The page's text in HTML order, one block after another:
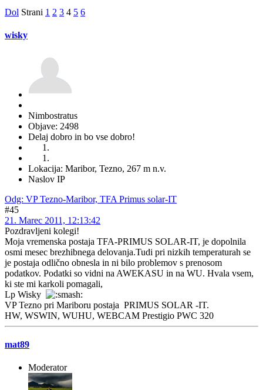
Dol Strani 1 2 3 4 5 6
wisky
Nimbostratus
Objave: 2498
Delaj dobro in bo vse dobro!
Lokacija: Maribor, Tezno, 267 m n.v.
Naslov IP
Odg: VP Tezno-Maribor, TFA Primus solar-IT
#45
21. Marec 2011, 12:13:42
Pozdravljeni kolegi!
Moja vremenska postaja TFA-PRIMUS SOLAR-IT, je dopolnila
osmi mesec brezhibnega delovanja.Tudi pri nizkih temperaturah se
je postaja odlično obnesla in ni bilo problemov s prenosom
podatkov. Podatki so vidni na AWEKASU in na WU. Hvala vsem,
ki ste mi karkoli pomagali,
Lp Wisky
VP Tezno pri Mariboru postaja PRIMUS SOLAR -IT.
HW, WSWIN, WUHU, WEBCAM Prestigio PWC 320
mat89
Moderator